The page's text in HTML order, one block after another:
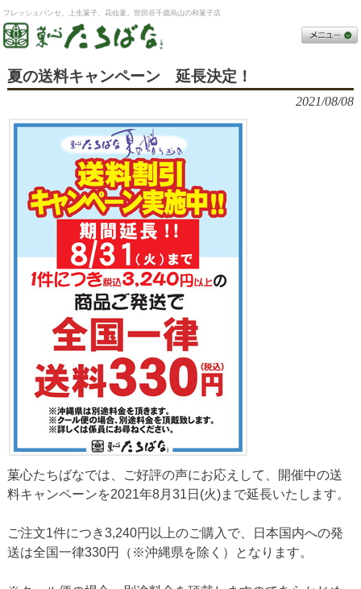
フレッシュパンセ、上生菓子、花仙童。世田谷千歳烏山の和菓子店
夏の送料キャンペーン 延長決定！
2021/08/08
菓心たちばなでは、ご好評の声にお応えして、開催中の送
料キャンペーンを2021年8月31日(火)まで延長いたします。
ご注文1件につき3,240円以上のご購入で、日本国内への発
送は全国一律330円（※沖縄県を除く）となります。